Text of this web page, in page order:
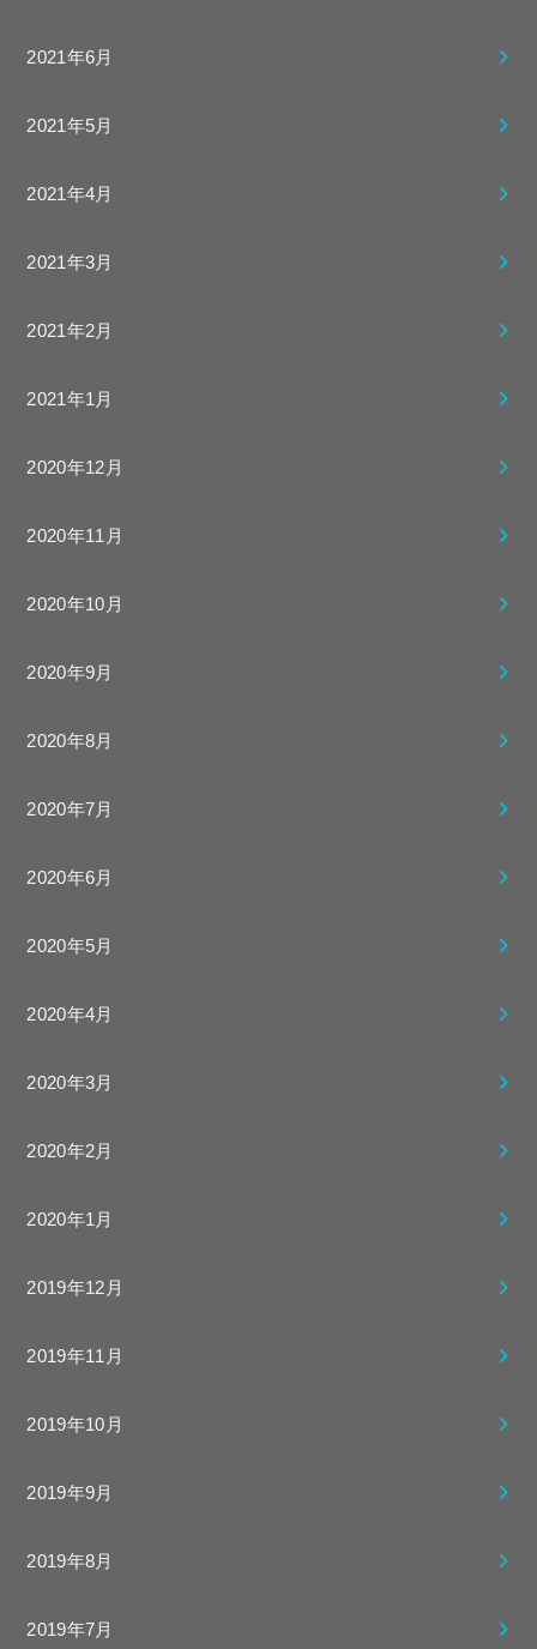
2021年6月
2021年5月
2021年4月
2021年3月
2021年2月
2021年1月
2020年12月
2020年11月
2020年10月
2020年9月
2020年8月
2020年7月
2020年6月
2020年5月
2020年4月
2020年3月
2020年2月
2020年1月
2019年12月
2019年11月
2019年10月
2019年9月
2019年8月
2019年7月